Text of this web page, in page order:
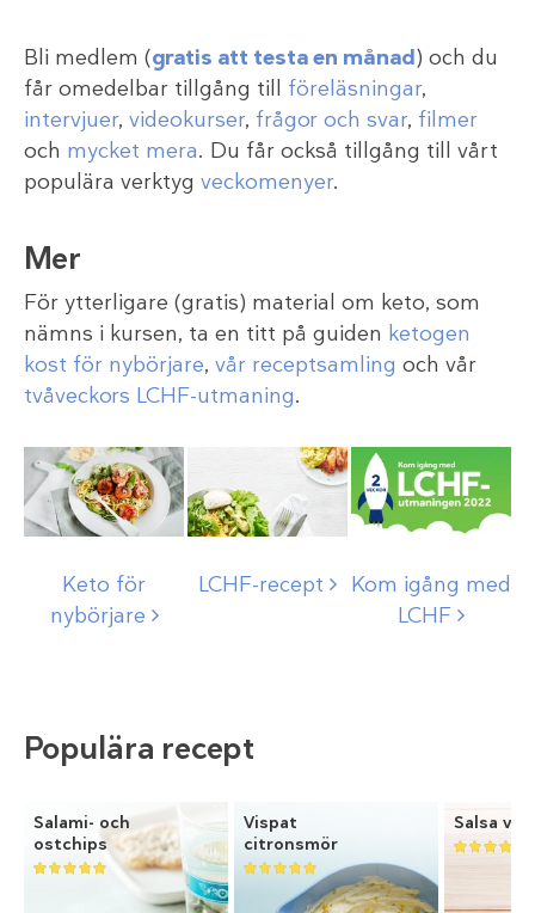
Bli medlem (gratis att testa en månad) och du
får omedelbar tillgång till föreläsningar,
intervjuer, videokurser, frågor och svar, filmer
och mycket mera. Du får också tillgång till vårt
populära verktyg veckomenyer.
Mer
För ytterligare (gratis) material om keto, som
nämns i kursen, ta en titt på guiden ketogen
kost för nybörjare, vår receptsamling och vår
tvåveckors LCHF-utmaning.
Keto för
nybörjare
LCHF-recept
Kom igång med
LCHF
Populära recept
Salami- och
ostchips
Vispat
citronsmör
Salsa